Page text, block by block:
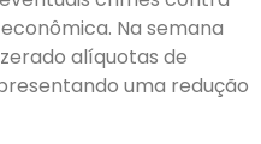
Na semana
alíquotas de
uma redução